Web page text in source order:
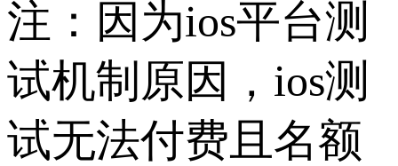
注：因为ios平台测
试机制原因，ios测
试无法付费且名额